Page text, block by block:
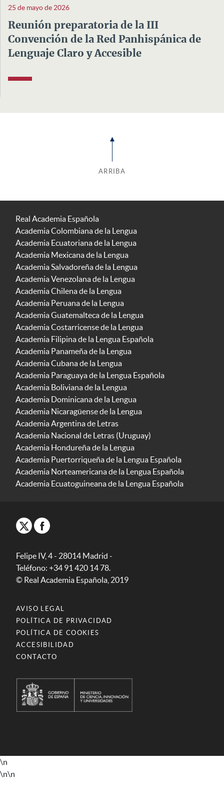
25 de mayo de 2026
Reunión preparatoria de la III
Convención de la Red Panhispánica de
Lenguaje Claro y Accesible
ARRIBA
Real Academia Española
Academia Colombiana de la Lengua
Academia Ecuatoriana de la Lengua
Academia Mexicana de la Lengua
Academia Salvadoreña de la Lengua
Academia Venezolana de la Lengua
Academia Chilena de la Lengua
Academia Peruana de la Lengua
Academia Guatemalteca de la Lengua
Academia Costarricense de la Lengua
Academia Filipina de la Lengua Española
Academia Panameña de la Lengua
Academia Cubana de la Lengua
Academia Paraguaya de la Lengua Española
Academia Boliviana de la Lengua
Academia Dominicana de la Lengua
Academia Nicaragüense de la Lengua
Academia Argentina de Letras
Academia Nacional de Letras (Uruguay)
Academia Hondureña de la Lengua
Academia Puertorriqueña de la Lengua Española
Academia Norteamericana de la Lengua Española
Academia Ecuatoguineana de la Lengua Española
Felipe IV, 4 - 28014 Madrid -
Teléfono: +34 91 420 14 78.
© Real Academia Española, 2019
AVISO LEGAL
POLÍTICA DE PRIVACIDAD
POLÍTICA DE COOKIES
ACCESIBILIDAD
CONTACTO
\n
\n\n